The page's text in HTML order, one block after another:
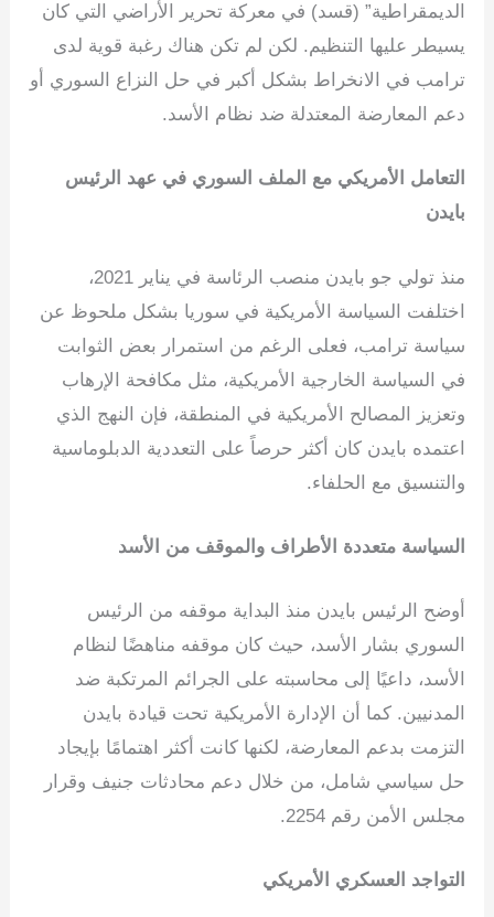
الديمقراطية” (قسد) في معركة تحرير الأراضي التي كان
يسيطر عليها التنظيم. لكن لم تكن هناك رغبة قوية لدى
ترامب في الانخراط بشكل أكبر في حل النزاع السوري أو
دعم المعارضة المعتدلة ضد نظام الأسد.
التعامل الأمريكي مع الملف السوري في عهد الرئيس
بايدن
منذ تولي جو بايدن منصب الرئاسة في يناير 2021،
اختلفت السياسة الأمريكية في سوريا بشكل ملحوظ عن
سياسة ترامب، فعلى الرغم من استمرار بعض الثوابت
في السياسة الخارجية الأمريكية، مثل مكافحة الإرهاب
وتعزيز المصالح الأمريكية في المنطقة، فإن النهج الذي
اعتمده بايدن كان أكثر حرصاً على التعددية الدبلوماسية
والتنسيق مع الحلفاء.
السياسة متعددة الأطراف والموقف من الأسد
أوضح الرئيس بايدن منذ البداية موقفه من الرئيس
السوري بشار الأسد، حيث كان موقفه مناهضًا لنظام
الأسد، داعيًا إلى محاسبته على الجرائم المرتكبة ضد
المدنيين. كما أن الإدارة الأمريكية تحت قيادة بايدن
التزمت بدعم المعارضة، لكنها كانت أكثر اهتمامًا بإيجاد
حل سياسي شامل، من خلال دعم محادثات جنيف وقرار
مجلس الأمن رقم 2254.
التواجد العسكري الأمريكي